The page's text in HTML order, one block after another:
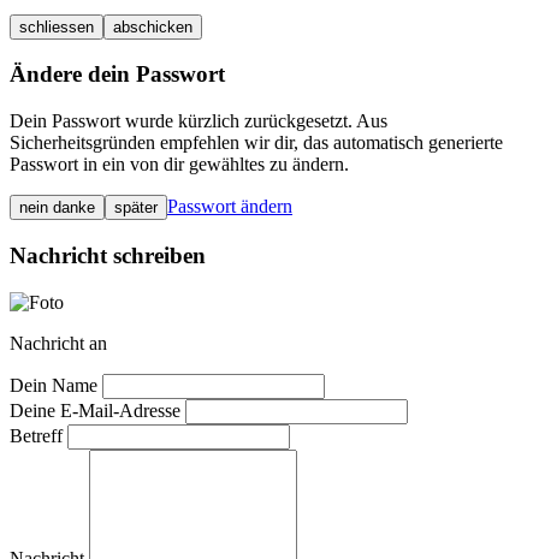
schliessen abschicken
Ändere dein Passwort
Dein Passwort wurde kürzlich zurückgesetzt. Aus
Sicherheitsgründen empfehlen wir dir, das automatisch generierte
Passwort in ein von dir gewähltes zu ändern.
nein danke später Passwort ändern
Nachricht schreiben
Nachricht an
Dein Name
Deine E-Mail-Adresse
Betreff